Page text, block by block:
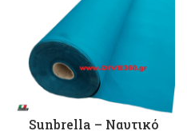
Sunbrella – Ναυτικό